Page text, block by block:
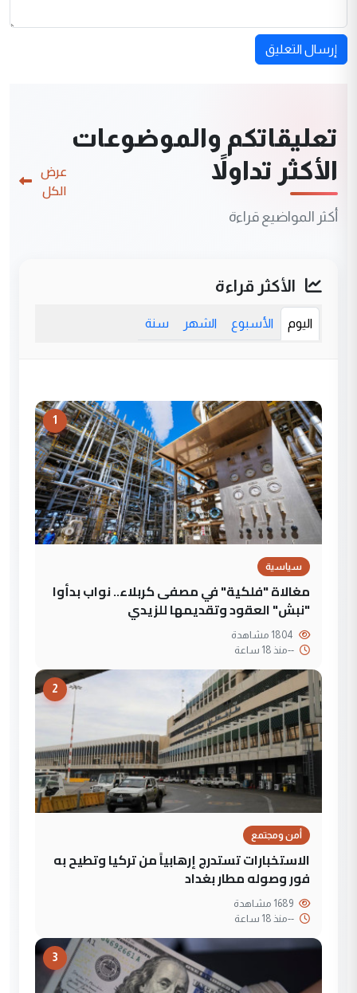
إرسال التعليق
تعليقاتكم والموضوعات
الأكثر تداولاً
أكثر المواضيع قراءة
عرض
الكل
الأكثر قراءة
اليوم الأسبوع الشهر سنة
1
سياسية
مغالاة "فلكية" في مصفى كربلاء.. نواب بدأوا
"نبش" العقود وتقديمها للزيدي
--منذ 18 ساعة
2
أمن ومجتمع
الاستخبارات تستدرج إرهابياً من تركيا وتطيح به
فور وصوله مطار بغداد
--منذ 18 ساعة
3